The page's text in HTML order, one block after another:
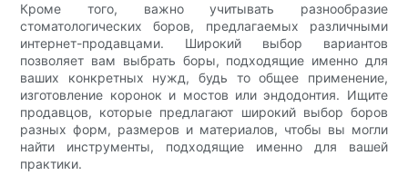
Кроме того, важно учитывать разнообразие
стоматологических боров, предлагаемых различными
интернет-продавцами. Широкий выбор вариантов
позволяет вам выбрать боры, подходящие именно для
ваших конкретных нужд, будь то общее применение,
изготовление коронок и мостов или эндодонтия. Ищите
продавцов, которые предлагают широкий выбор боров
разных форм, размеров и материалов, чтобы вы могли
найти инструменты, подходящие именно для вашей
практики.